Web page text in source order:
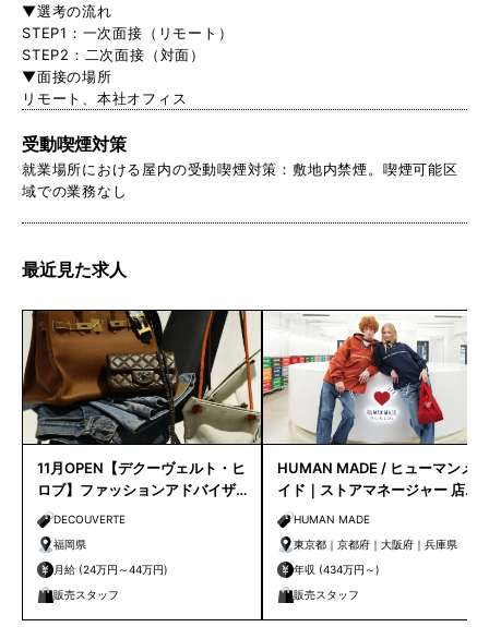
▼選考の流れ
STEP1：一次面接（リモート）
STEP2：二次面接（対面）
▼面接の場所
リモート、本社オフィス
受動喫煙対策
就業場所における屋内の受動喫煙対策：敷地内禁煙。喫煙可能区
域での業務なし
最近見た求人
11月OPEN【デクーヴェルト・ヒ
ロブ】ファッションアドバイザ
ー｜天神店
DECOUVERTE
福岡県
月給 (24万円～44万円)
販売スタッフ
HUMAN MADE / ヒューマンメ
イド｜ストアマネージャー 店長
候補HUMAN MADE
東京都｜京都府｜大阪府｜兵庫県
年収 (434万円～)
販売スタッフ